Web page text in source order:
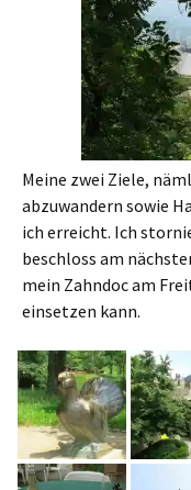
Meine zwei Ziele,
abzuwandern sowie
ich erreicht. Ich
beschloss am
mein Zahndoc am
einsetzen kann.